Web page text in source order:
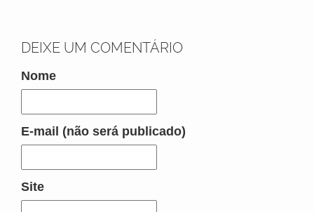
DEIXE UM COMENTÁRIO
Nome
E-mail (não será publicado)
Site